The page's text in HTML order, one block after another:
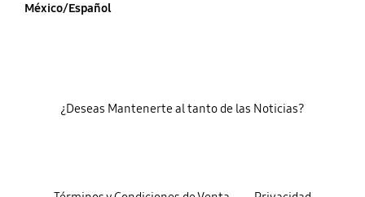
México/Español
¿Deseas Mantenerte al tanto de las Noticias?